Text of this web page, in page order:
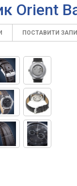
Orient
ПОСТАВИТИ